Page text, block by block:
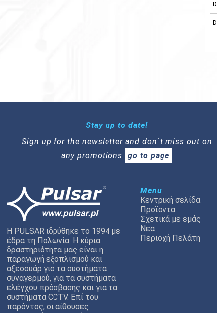
Stay up to date!
Sign up for the newsletter and don`t miss out on
any promotions
go to page
Η PULSAR ιδρύθηκε το 1994 με
έδρα τη Πολωνία. Η κύρια
δραστηριότητα μας είναι η
παραγωγή εξοπλισμού και
αξεσουάρ για τα συστήματα
συναγερμού, για τα συστήματα
ελέγχου πρόσβασης και για τα
συστήματα CCTV. Επί του
παρόντος, οι αίθουσες
Menu
Κεντρική σελίδα
Προϊοντα
Σχετικά με εμάς
Νεα
Περιοχή Πελάτη